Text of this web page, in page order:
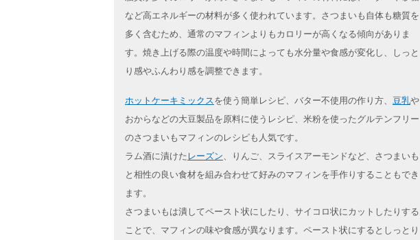
など高エネルギーの材料が多く使われています。さつまいも自体も糖質を
多く含むため、通常のマフィンよりもカロリーが高くなる傾向がありま
す。焼き上げる際の温度や時間によっても水分量や食感が変化し、しっと
り感やふんわり感を調整できます。
ホットケーキミックスを使う簡単レシピ、バター不使用の作り方、 豆乳や
おからなどの大豆製品を原料に使うレシピ、米粉を使ったグルテンフリー
のさつまいもマフィンのレシピも人気です。
ラム酒に漬けた レーズン、りんご、スライスアーモンドなど、さつまいも
と相性の良い食材を組み合わせて好みのマフィンを手作りすることもでき
ます。
さつまいもは潰してペースト状にしたり、サイコロ状にカットしたりする
ことで、マフィンの味や食感が異なります。ペースト状にするとしっとり